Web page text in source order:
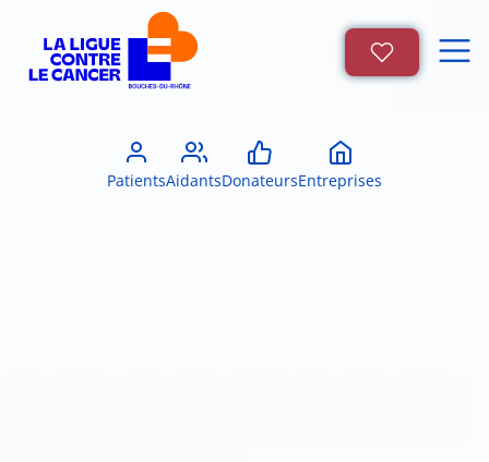
PatientsAidantsDonateursEntreprises